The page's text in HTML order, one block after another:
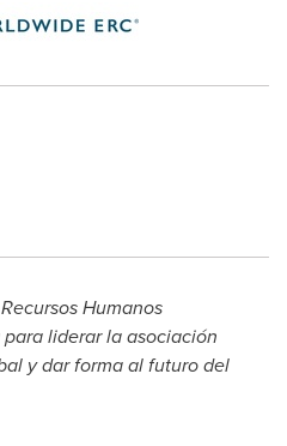
Humanos
liderar la asociación
y dar forma al futuro del